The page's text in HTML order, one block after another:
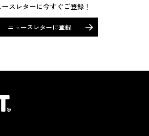
ースレターに今すぐご登録！
ニュースレターに登録